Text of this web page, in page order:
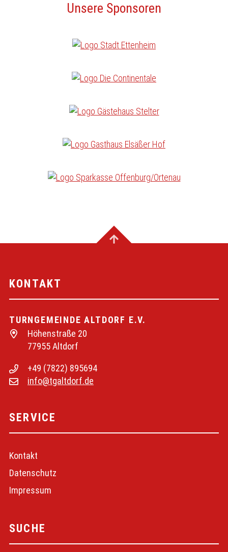
Unsere Sponsoren
KONTAKT
TURNGEMEINDE ALTDORF E.V.
Höhenstraße 20
77955 Altdorf
+49 (7822) 895694
info@tgaltdorf.de
SERVICE
Navigation
Kontakt
Datenschutz
Impressum
SUCHE